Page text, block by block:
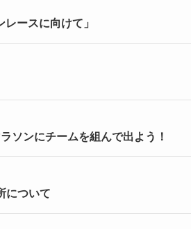
ースに向けて」
ソンにチームを組んで出よう！
について